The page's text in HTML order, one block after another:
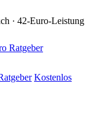
· 42-Euro-Leistung
Ratgeber
Kostenlos